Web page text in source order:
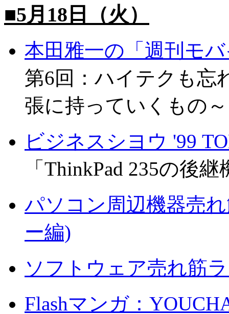
■5月18日（火）
本田雅一の「週刊モ
第6回：ハイテクも
張に持っていくもの～
ビジネスシヨウ '99
「ThinkPad 235の後
パソコン周辺機器売
ー編)
ソフトウェア売れ筋
Flashマンガ：